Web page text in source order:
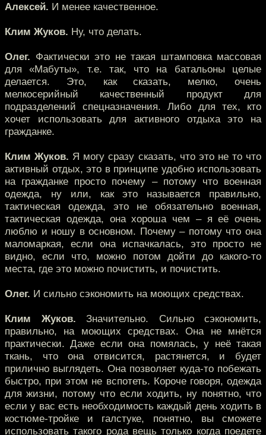
Алексей. И менее качественное.
Клим Жуков. Ну, что делать.
Олег. Фактически это не такая штамповка массовая
для «Мабуты», т.е. так, что на батальоны целые
делается. Это, как сказать, мелко, очень
мелкосерийный качественный продукт для
подразделений спецназначения. Либо для тех, кто
хочет использовать для активного отдыха это на
гражданке.
Клим Жуков. Я могу сразу сказать, что это не то что
активный отдых, это в принципе удобно использовать
на гражданке просто почему – потому что военная
одежда, ну или, как это называется правильно,
тактическая одежда, это не обязательно военная,
тактическая одежда, она хороша чем – я её очень
люблю и ношу в основном. Почему – потому что она
маломаркая, если она испачкалась, это просто не
видно, если что, можно потом дойти до какого-то
места, где это можно почистить, и почистить.
Олег. И сильно сэкономить на моющих средствах.
Клим Жуков. Значительно. Сильно сэкономить,
правильно, на моющих средствах. Она не мнётся
практически. Даже если она помялась, у неё такая
ткань, что она отвисится, растянется, и будет
прилично выглядеть. Она позволяет куда-то побежать
быстро, при этом не вспотеть. Короче говоря, одежда
для жизни, потому что если ходить, ну понятно, что
если у вас есть необходимость каждый день ходить в
костюме-тройке и галстуке, понятно, вы сможете
использовать такого рода вещь только когда поедете